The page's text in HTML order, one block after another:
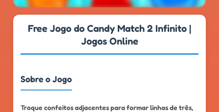
Free Jogo do Candy Match 2 Infinito |
Jogos Online
Sobre o Jogo
Troque confeitos adjacentes para formar linhas de três,